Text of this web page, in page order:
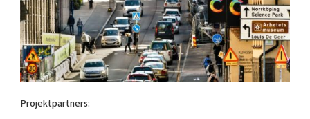
Reversed mentorship
Current offers and activities
Funding opportunities
Our clusters
Locations
Projektpartners: